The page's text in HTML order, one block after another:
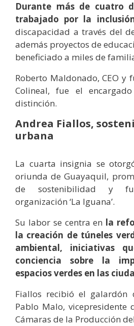
Durante más de cuatro
trabajado por la
discapacidad a través del
además proyectos de
beneficiado a miles de
Roberto Maldonado, CEO y
Colineal, fue el
distinción.
Andrea Fiallos,
urbana
La cuarta insignia se
oriunda de Guayaquil,
de sostenibilidad y
organización ‘La Iguana’.
Su labor se centra en la
la creación de túneles
ambiental, iniciativas
conciencia sobre la
espacios verdes en las
Fiallos recibió el galardón
Pablo Malo, vicepresidente
Cámaras de la Producción